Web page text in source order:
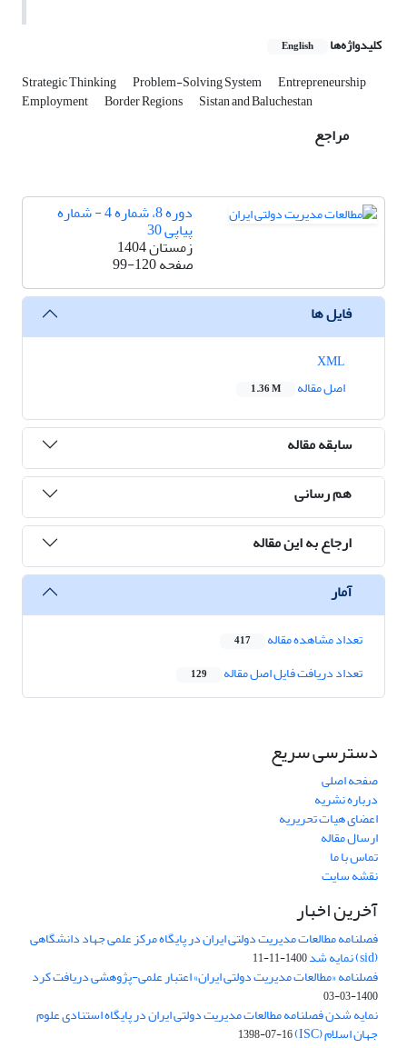
کلیدواژه‌ها English
Strategic Thinking Problem-Solving System Entrepreneurship
Employment Border Regions Sistan and Baluchestan
مراجع
دوره 8، شماره 4 - شماره
پیاپی 30
زمستان 1404
صفحه99-120
فایل ها
اصل مقاله
1.36 M
سابقه مقاله
هم رسانی
ارجاع به این مقاله
آمار
تعداد مشاهده مقاله 417
تعداد دریافت فایل اصل مقاله 129
دسترسی سریع
صفحه اصلی
درباره نشریه
اعضای هیات تحریریه
ارسال مقاله
تماس با ما
نقشه سایت
آخرین اخبار
فصلنامه مطالعات مدیریت دولتی ایران در پایگاه مرکز علمی جهاد دانشگاهی
(sid) نمایه شد 1400-11-11
فصلنامه «مطالعات مدیریت دولتی ایران» اعتبار علمی-پژوهشی دریافت کرد
1400-03-03
نمایه شدن فصلنامه مطالعات مدیریت دولتی ایران در پایگاه استنادی علوم
جهان اسلام (ISC) 1398-07-16